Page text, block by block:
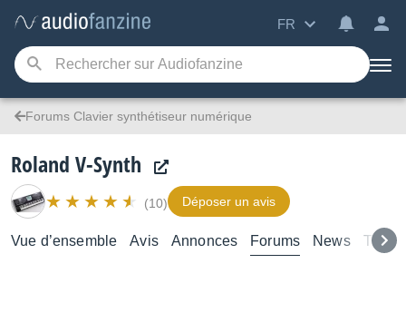
FR
Forums Clavier synthétiseur numérique
Roland V-Synth
(10) Déposer un avis
Vue d’ensemble Avis Annonces Forums News